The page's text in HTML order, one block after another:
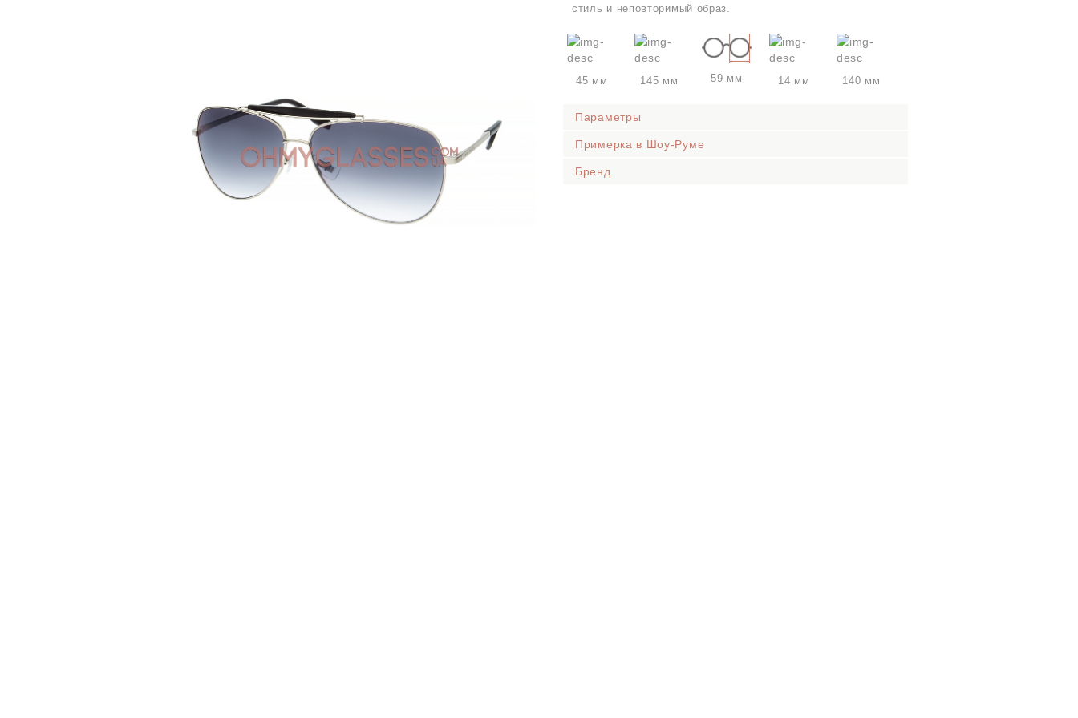
стиль и неповторимый образ.
45 мм 145 мм 59 мм 14 мм 140 мм
Параметры
Примерка в Шоу-Руме
Бренд